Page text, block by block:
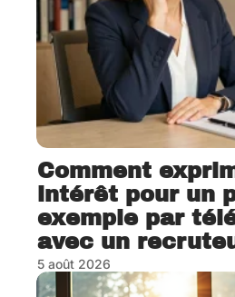
Comment
intérêt pour un
exemple par
avec un
5 août 2026